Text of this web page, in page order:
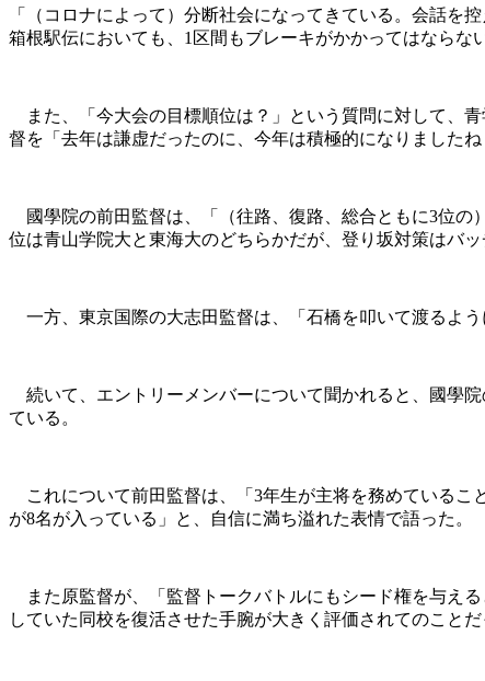
「（コロナによって）分断社会になってきている。会話を
箱根駅伝においても、1区間もブレーキがかかってはならな
また、「今大会の目標順位は？」という質問に対して、
督を「去年は謙虚だったのに、今年は積極的になりました
國學院の前田監督は、「（往路、復路、総合ともに3位の
位は青山学院大と東海大のどちらかだが、登り坂対策はバ
一方、東京国際の大志田監督は、「石橋を叩いて渡るよ
続いて、エントリーメンバーについて聞かれると、國學
ている。
これについて前田監督は、「3年生が主将を務めているこ
が8名が入っている」と、自信に満ち溢れた表情で語った。
また原監督が、「監督トークバトルにもシード権を与え
していた同校を復活させた手腕が大きく評価されてのこと